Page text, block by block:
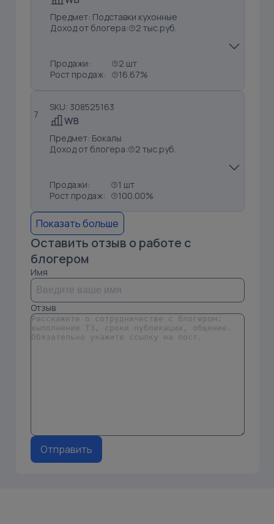
Предмет: Подставки кухонные
Доход от блогера:
2 тыс.руб.
Продажи:
2 шт
Рост продаж:
16.67%
7
SKU: 308525163
Предмет: Бокалы
Доход от блогера:
2 тыс.руб.
Продажи:
1 шт
Рост продаж:
100.00%
Показать больше
Оставить отзыв о работе с
блогером
Имя
Отзыв
Отправить